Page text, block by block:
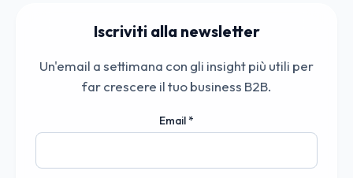
Iscriviti alla newsletter
Un'email a settimana con gli insight più utili per
far crescere il tuo business B2B.
Email*